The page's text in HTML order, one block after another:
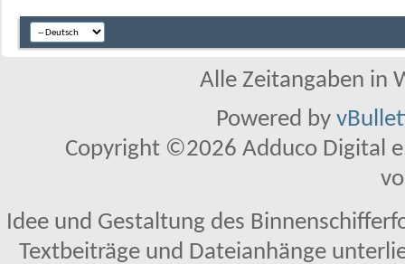
Alle Zeitangaben in
Powered by
Copyright ©2026 Adduco Digital
Idee und Gestaltung des
Textbeiträge und Dateianhänge